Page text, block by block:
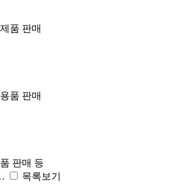
품 판매
품 판매
판매 등
목록보기